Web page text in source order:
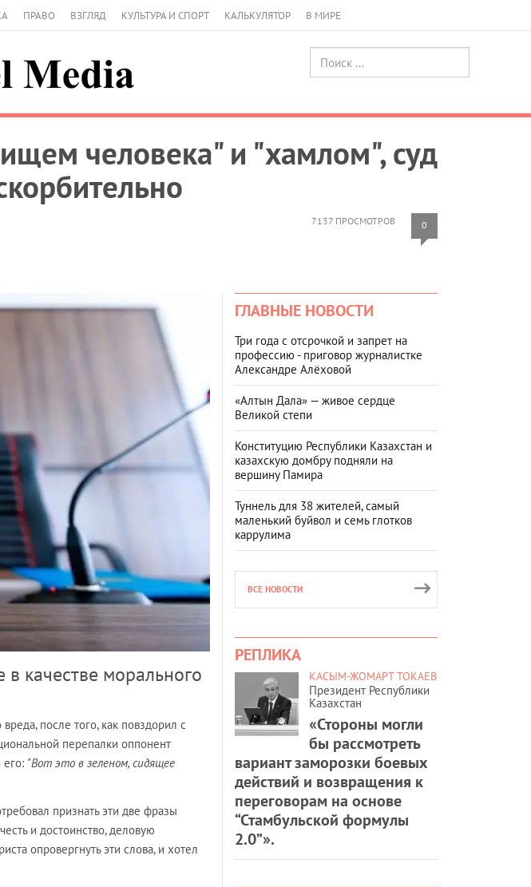
ПРАВО ВЗГЛЯД КУЛЬТУРА И СПОРТ КАЛЬКУЛЯТОР В МИРЕ
человека" и "хамлом", суд
7137 ПРОСМОТРОВ 0
качестве морального
после того, как повздорил с
перепалки оппонент
"Вот это в зеленом, сидящее
признать эти две фразы
и достоинство, деловую
опровергнуть эти слова, и хотел
ГЛАВНЫЕ НОВОСТИ
Три года с отсрочкой и запрет на
профессию - приговор журналистке
Александре Алёховой
«Алтын Дала» — живое сердце
Великой степи
Конституцию Республики Казахстан и
казахскую домбру подняли на
вершину Памира
Туннель для 38 жителей, самый
маленький буйвол и семь глотков
каррулима
ВСЕ НОВОСТИ
РЕПЛИКА
КАСЫМ-ЖОМАРТ ТОКАЕВ
Президент Республики
Казахстан
«Стороны могли
бы рассмотреть
вариант заморозки боевых
действий и возвращения к
переговорам на основе
“Стамбульской формулы
2.0”».